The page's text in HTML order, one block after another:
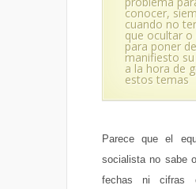
conocer,
cuando no
que ocultar o
para poner de
manifiesto
a la hora de
estos temas
Parece que el
socialista no sabe
fechas ni cifras